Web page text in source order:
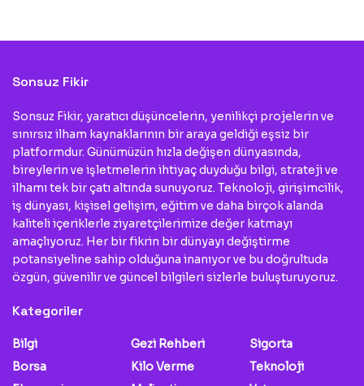
Sonsuz Fikir
Sonsuz Fikir, yaratıcı düşüncelerin, yenilikçi projelerin ve
sınırsız ilham kaynaklarının bir araya geldiği eşsiz bir
platformdur. Günümüzün hızla değişen dünyasında,
bireylerin ve işletmelerin ihtiyaç duyduğu bilgi, strateji ve
ilhamı tek bir çatı altında sunuyoruz. Teknoloji, girişimcilik,
iş dünyası, kişisel gelişim, eğitim ve daha birçok alanda
kaliteli içeriklerle ziyaretçilerimize değer katmayı
amaçlıyoruz. Her bir fikrin bir dünyayı değiştirme
potansiyeline sahip olduğuna inanıyor ve bu doğrultuda
özgün, güvenilir ve güncel bilgileri sizlerle buluşturuyoruz.
Kategoriler
Bilgi
Borsa
Gezi Rehberi
Kilo Verme
Sigorta
Teknoloji